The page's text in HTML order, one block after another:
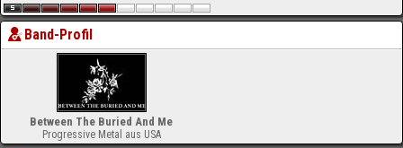
Band-Profil
Between The Buried And Me
Progressive Metal aus USA